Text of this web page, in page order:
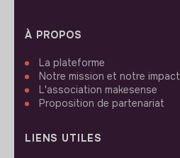
À PROPOS
La plateforme
Notre mission et notre impact
L'association makesense
Proposition de partenariat
LIENS UTILES